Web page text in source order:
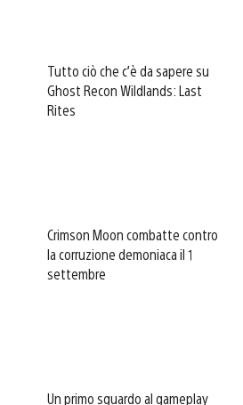
Tutto ciò che c’è da sapere su
Ghost Recon Wildlands: Last
Rites
Crimson Moon combatte contro
la corruzione demoniaca il 1
settembre
Un primo sguardo al gameplay